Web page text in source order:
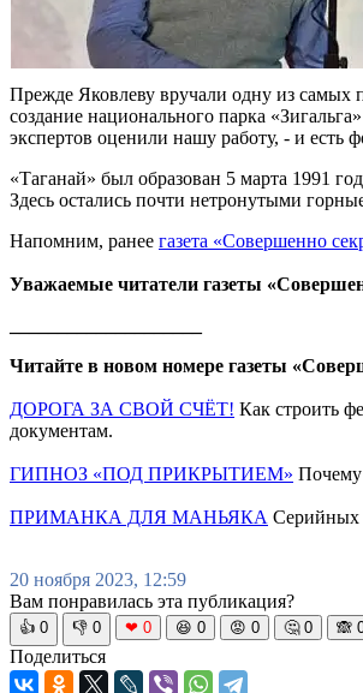
Прежде Яковлеву вручали одну из самых
создание национального парка
экспертов оценили нашу работу, - и есть
«Таганай» был образован 5 марта 1991
Здесь остались почти нетронутыми
Напомним, ранее газета «Совершенно
Уважаемые читатели газеты
Читайте в новом номере газеты
ДОРОГА ЗА СВОЙ СЧЁТ! Как строить
документам.
ГИПНОЗ «ПОД ПРИКРЫТИЕМ» Почему
ПРИМАНКА ДЛЯ МАНЬЯКА Серийных
20 ноября 2023, 12:59
Вам понравилась эта публикация?
👍 0 👎 0 ❤ 0 😆 0 😡 0 🤔 0 🙈
Поделиться